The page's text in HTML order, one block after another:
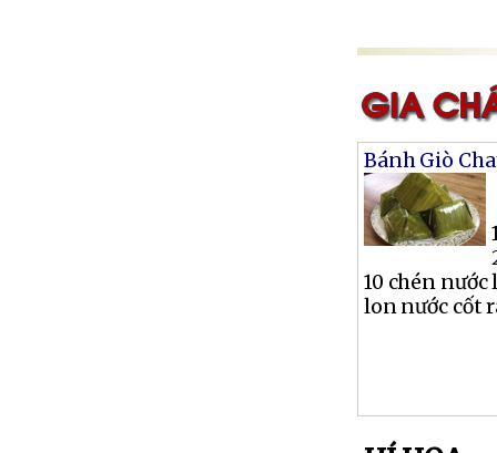
Bánh Giò
10 chén nước
lon nước cốt